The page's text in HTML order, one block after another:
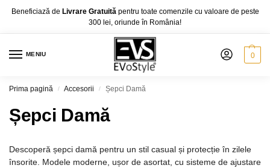
Beneficiază de Livrare Gratuită pentru toate comenzile cu valoare de peste
300 lei, oriunde în România!
MENIU 0
Prima pagină / Accesorii / Șepci Damă
Șepci Damă
Descoperă șepci damă pentru un stil casual și protecție în zilele
însorite. Modele moderne, ușor de asortat, cu sisteme de ajustare